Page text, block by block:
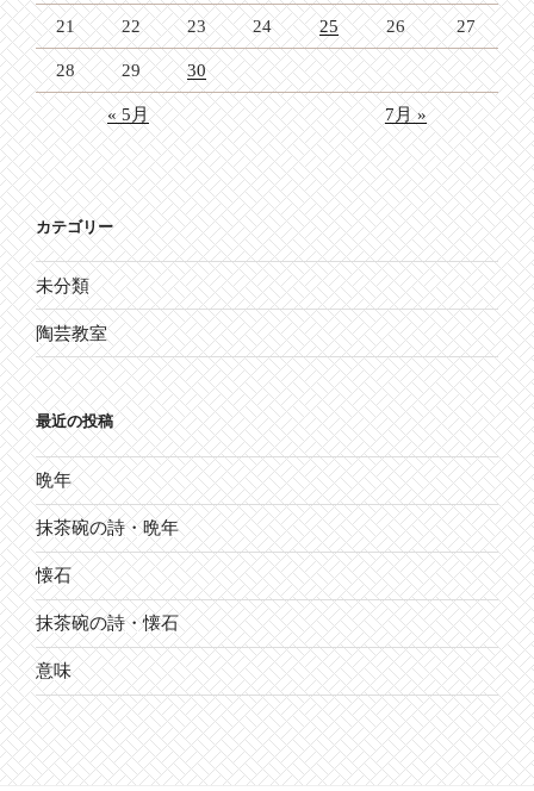
21 22 23 24 25 26 27
28 29 30
« 5月 7月 »
カテゴリー
未分類
陶芸教室
最近の投稿
晩年
抹茶碗の詩・晩年
懐石
抹茶碗の詩・懐石
意味